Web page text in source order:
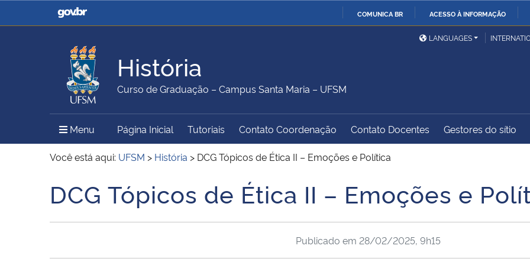
COMUNICA BR ACESSO À INFORMAÇÃO
Casa Civil
Ministério da Justiça e
Ministério da Defesa
Ministério das Relações
Exteriores
Ministério da Agricultura,
Pecuária e Abastecimento
Ministério da Educação
Ministério do Meio Ambiente Ministério do Turismo
Ministério do
Desenvolvimento Regional
Controladoria-Geral da
Secretaria de Governo
Gabinete de Segurança
Advocacia-Geral da União Banco Central do Brasil
LANGUAGES
História
Curso de Graduação – Campus Santa Maria – UFSM
Menu Menu Principal do Sítio
Página Inicial Tutoriais Contato Coordenação Contato Docentes Gestores do sítio
Você está aqui: UFSM > História > DCG Tópicos de Ética II – Emoções e Política
Início do conteúdo
DCG Tópicos de Ética II – Emoções e
Publicado em 28/02/2025, 9h15